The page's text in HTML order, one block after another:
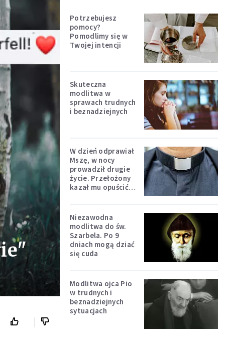
Potrzebujesz
pomocy?
Pomodlimy się w
Twojej intencji
Skuteczna
modlitwa w
sprawach trudnych
i beznadziejnych
W dzień odprawiał
Mszę, w nocy
prowadził drugie
życie. Przełożony
kazał mu opuścić
Niezawodna
modlitwa do św.
Szarbela. Po 9
dniach mogą dziać
się cuda
Modlitwa ojca Pio
w trudnych i
beznadziejnych
sytuacjach